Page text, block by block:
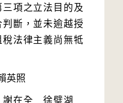
項之立法目的及
斷，並未逾越授
法律主義尚無牴
　徐璧湖